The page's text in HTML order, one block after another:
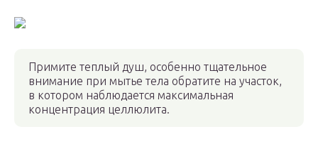
Примите теплый душ, особенно тщательное
внимание при мытье тела обратите на участок,
в котором наблюдается максимальная
концентрация целлюлита.